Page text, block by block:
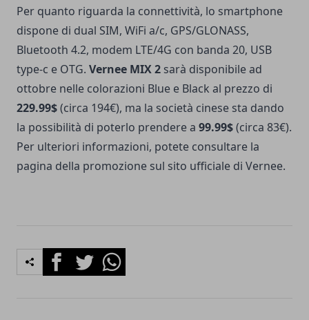
Per quanto riguarda la connettività, lo smartphone
dispone di dual SIM, WiFi a/c, GPS/GLONASS,
Bluetooth 4.2, modem LTE/4G con banda 20, USB
type-c e OTG. Vernee MIX 2 sarà disponibile ad
ottobre nelle colorazioni Blue e Black al prezzo di
229.99$(circa 194€), ma la società cinese sta dando
la possibilità di poterlo prendere a 99.99$(circa 83€).
Per ulteriori informazioni, potete consultare la
pagina della promozione sul sito ufficiale di Vernee.
FacebookTwitterWhatsapp